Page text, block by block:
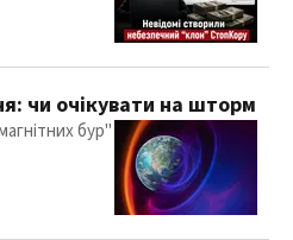
чи очікувати на шторм
бур"